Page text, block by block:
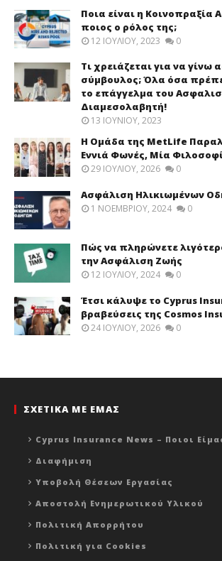
Ποια είναι η Κοινοπραξία
ποιος ο ρόλος της;
12 ΙΟΥΛΊΟΥ, 2023 0
Τι χρειάζεται για να γίνω
σύμβουλος; Όλα όσα
το επάγγελμα του
Διαμεσολαβητή!
13 ΙΟΥΝΊΟΥ, 2023
Η Ομάδα της MetLife
Εννιά Φωνές, Μία
29 ΙΟΥΛΊΟΥ, 2026 0
Ασφάλιση Ηλικιωμένων
1 ΝΟΕΜΒΡΊΟΥ, 2024 0
Πώς να πληρώνετε
την Ασφάλιση Ζωής
12 ΙΟΥΛΊΟΥ, 2024 0
Έτσι κάλυψε το Cyprus
βραβεύσεις της Cosmos
24 ΙΟΥΛΊΟΥ, 2026 0
ΣΧΕΤΙΚΑ ΜΕ ΕΜΑΣ
Cyprus Insurance News – Ποιοι
Διαφήμιση
Υποβολή Θέσεων Εργασίας
Αποστολή Ενημερωτικού Υλικού
Πολιτική Απορρήτου
Πολιτική για Cookies